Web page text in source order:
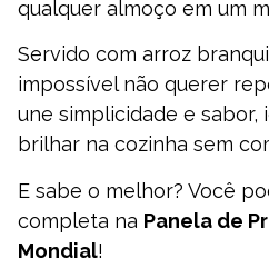
qualquer almoço em um
Servido com arroz
impossível não querer
une simplicidade e sabor,
brilhar na cozinha sem
E sabe o melhor? Você
completa na Panela de
Mondial!